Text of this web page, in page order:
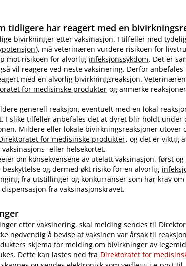
tidligere har reagert med en
bivirkninger etter vaksinasjon. I tilfeller med tydelig
), må veterinæren vurdere risikoen for
mot risikoen for alvorlig infeksjonssykdom. Det er
vil reagere ved neste vaksinering. Derfor anbefales
med en alvorlig bivirkningsreaksjon.
for medisinske produkter og anmerke
generell reaksjon, eventuelt med en lokal
I slike tilfeller anbefales det at dyret blir holdt under
Mildere eller lokale bivirkningsreaksjoner utover
for medisinske produkter, og det er viktig
eller helsekortet.
om konsekvensene av utelatt vaksinasjon, først
og dermed økt risiko for en alvorlig
fra utstillinger og konkurranser som har krav om
fra vaksinasjonskravet.
etter vaksinering, skal melding sendes til
nødvendig å bevise at vaksinen var årsak til
skjema for melding om bivirkninger av
Dette kan lastes ned fra Direktoratet for